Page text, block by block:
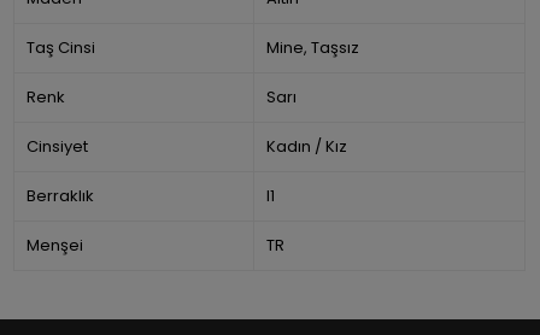
Taş Cinsi Mine, Taşsız
Renk Sarı
Cinsiyet Kadın / Kız
Berraklık I1
Menşei TR